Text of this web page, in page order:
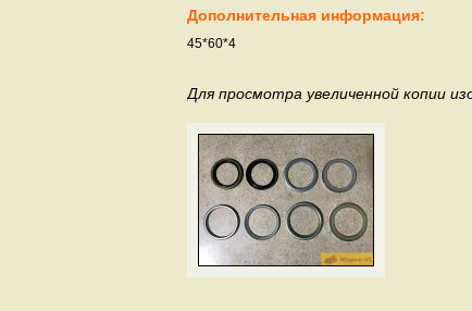
Дополнительная информация:
45*60*4
Для просмотра увеличенной копии